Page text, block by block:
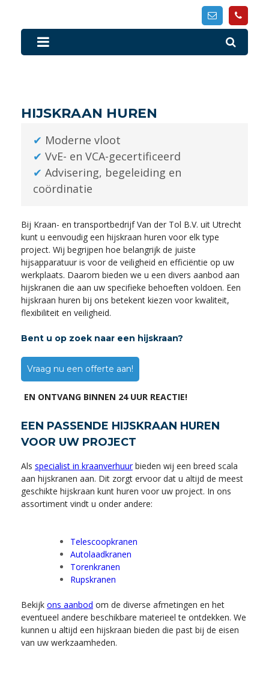
HIJSKRAAN HUREN
✔ Moderne vloot
✔ VvE- en VCA-gecertificeerd
✔ Advisering, begeleiding en
coördinatie
Bij Kraan- en transportbedrijf Van der Tol B.V. uit Utrecht
kunt u eenvoudig een hijskraan huren voor elk type
project. Wij begrijpen hoe belangrijk de juiste
hijsapparatuur is voor de veiligheid en efficiëntie op uw
werkplaats. Daarom bieden we u een divers aanbod aan
hijskranen die aan uw specifieke behoeften voldoen. Een
hijskraan huren bij ons betekent kiezen voor kwaliteit,
flexibiliteit en veiligheid.
Bent u op zoek naar een hijskraan?
Vraag nu een offerte aan!
EN ONTVANG BINNEN 24 UUR REACTIE!
EEN PASSENDE HIJSKRAAN HUREN
VOOR UW PROJECT
Als specialist in kraanverhuurbieden wij een breed scala
aan hijskranen aan. Dit zorgt ervoor dat u altijd de meest
geschikte hijskraan kunt huren voor uw project. In ons
assortiment vindt u onder andere:
Telescoopkranen
Autolaadkranen
Torenkranen
Rupskranen
Bekijk ons aanbod om de diverse afmetingen en het
eventueel andere beschikbare materieel te ontdekken. We
kunnen u altijd een hijskraan bieden die past bij de eisen
van uw werkzaamheden.